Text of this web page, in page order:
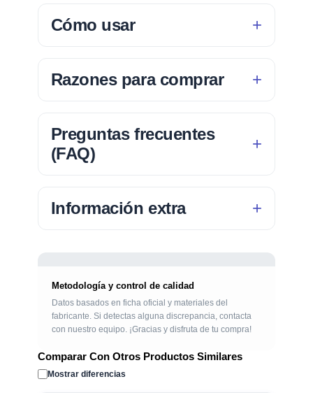
Cómo usar
Razones para comprar
Preguntas frecuentes
(FAQ)
Información extra
Metodología y control de calidad
Datos basados en ficha oficial y materiales del
fabricante. Si detectas alguna discrepancia, contacta
con nuestro equipo. ¡Gracias y disfruta de tu compra!
Comparar Con Otros Productos Similares
Mostrar diferencias